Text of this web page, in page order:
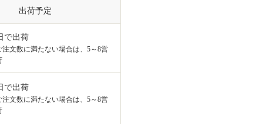
出荷予定
で出荷
注文数に満たない場合は、5～8営
で出荷
注文数に満たない場合は、5～8営